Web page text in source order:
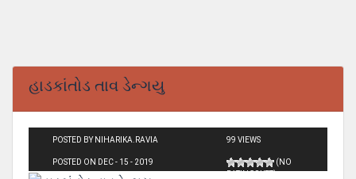
હાડકાંતોડ તાવ ડેન્ગયુ
POSTED BY NIHARIKA.RAVIA
POSTED ON DEC - 15 - 2019
99 VIEWS
(NO
RATINGS YET)